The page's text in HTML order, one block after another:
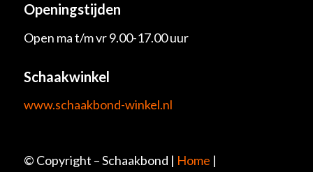
Openingstijden
Open ma t/m vr 9.00-17.00 uur
Schaakwinkel
www.schaakbond-winkel.nl
© Copyright – Schaakbond | Home |